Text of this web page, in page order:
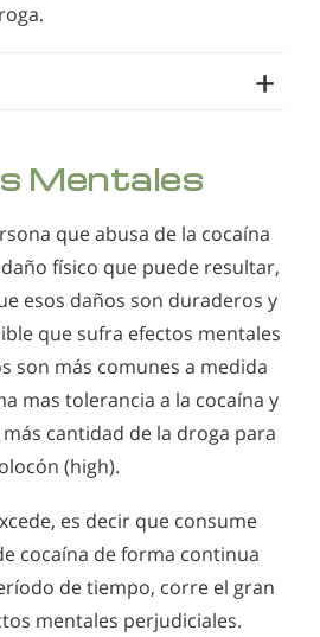
Mentales
que abusa de la cocaína
físico que puede resultar,
esos daños son duraderos y
que sufra efectos mentales
son más comunes a medida
mas tolerancia a la cocaína y
cantidad de la droga para
(high).
es decir que consume
cocaína de forma continua
de tiempo, corre el gran
mentales perjudiciales.